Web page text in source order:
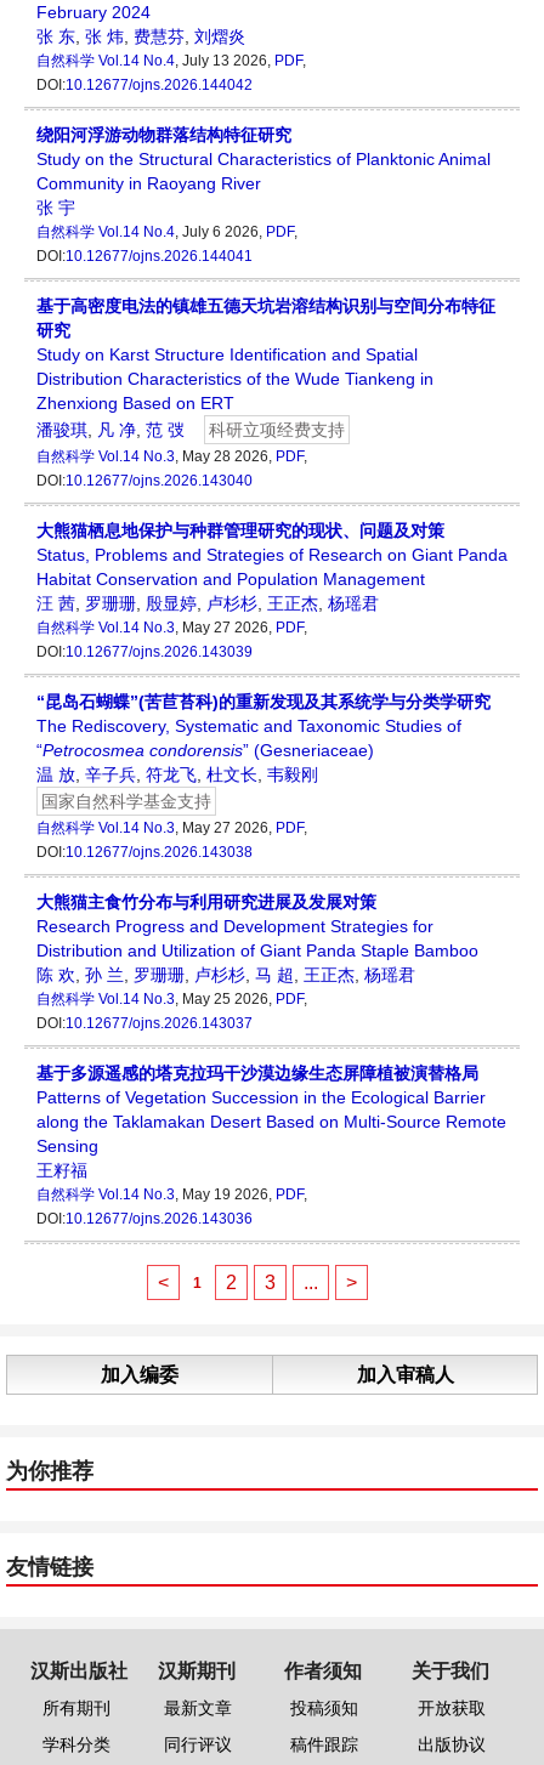
February 2024
张 东 张 炜 费慧芬 刘熠炎
自然科学 Vol.14 No.4, July 13 2026, PDF,
DOI:10.12677/ojns.2026.144042
绕阳河浮游动物群落结构特征研究
Study on the Structural Characteristics of Planktonic Animal
Community in Raoyang River
张 宇
自然科学 Vol.14 No.4, July 6 2026, PDF,
DOI:10.12677/ojns.2026.144041
基于高密度电法的镇雄五德天坑岩溶结构识别与空间分布特征
研究
Study on Karst Structure Identification and Spatial
Distribution Characteristics of the Wude Tiankeng in
Zhenxiong Based on ERT
潘骏琪
凡 净 范 弢 科研立项经费支持
自然科学 Vol.14 No.3, May 28 2026, PDF,
DOI:10.12677/ojns.2026.143040
大熊猫栖息地保护与种群管理研究的现状、问题及对策
Status, Problems and Strategies of Research on Giant Panda
Habitat Conservation and Population Management
汪 茜 罗珊珊 殷显婷 卢杉杉 王正杰 杨瑶君
自然科学 Vol.14 No.3, May 27 2026, PDF,
DOI:10.12677/ojns.2026.143039
“昆岛石蝴蝶”(苦苣苔科)的重新发现及其系统学与分类学研究
The Rediscovery, Systematic and Taxonomic Studies of
“Petrocosmea condorensis” (Gesneriaceae)
温 放 辛子兵 符龙飞 杜文长 韦毅刚
国家自然科学基金支持
自然科学 Vol.14 No.3, May 27 2026, PDF,
DOI:10.12677/ojns.2026.143038
大熊猫主食竹分布与利用研究进展及发展对策
Research Progress and Development Strategies for
Distribution and Utilization of Giant Panda Staple Bamboo
陈 欢 孙 兰 罗珊珊 卢杉杉 马 超 王正杰 杨瑶君
自然科学 Vol.14 No.3, May 25 2026, PDF,
DOI:10.12677/ojns.2026.143037
基于多源遥感的塔克拉玛干沙漠边缘生态屏障植被演替格局
Patterns of Vegetation Succession in the Ecological Barrier
along the Taklamakan Desert Based on Multi-Source Remote
Sensing
王籽福
自然科学 Vol.14 No.3, May 19 2026, PDF,
DOI:10.12677/ojns.2026.143036
< 1 2 3 ... >
加入编委 加入审稿人
为你推荐
友情链接
汉斯出版社
所有期刊
学科分类
汉斯期刊
最新文章
同行评议
作者须知
投稿须知
稿件跟踪
关于我们
开放获取
出版协议